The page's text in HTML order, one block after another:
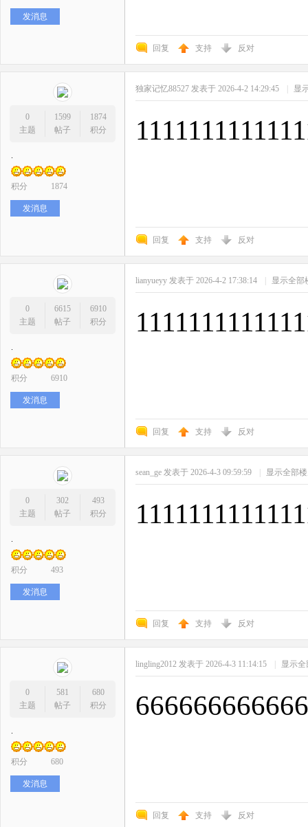
发消息
回复 支持 反对
0
主题
1599
帖子
1874
积分
积分 1874
发消息
独家记忆88527 发表于 2026-4-2 14:29:45 | 显
回复 支持 反对
0
主题
6615
帖子
6910
积分
积分 6910
发消息
lianyueyy 发表于 2026-4-2 17:38:14 | 显示全部
回复 支持 反对
0
主题
302
帖子
493
积分
积分 493
发消息
sean_ge 发表于 2026-4-3 09:59:59 | 显示全部
回复 支持 反对
0
主题
581
帖子
680
积分
积分 680
发消息
lingling2012 发表于 2026-4-3 11:14:15 | 显示
回复 支持 反对